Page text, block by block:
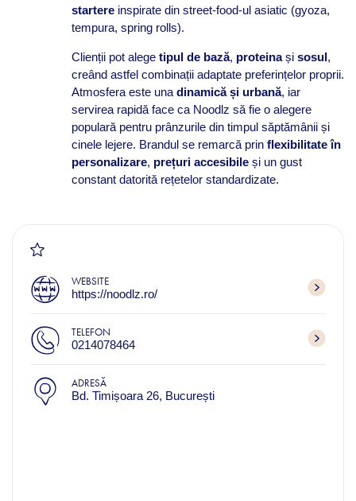
startereinspirate din street-food-ul asiatic (gyoza,
tempura, spring rolls).
Clienții pot alege tipul de bază, proteinași sosul,
creând astfel combinații adaptate preferințelor proprii.
Atmosfera este una dinamică și urbană, iar
servirea rapidă face ca Noodlz să fie o alegere
populară pentru prânzurile din timpul săptămânii și
cinele lejere. Brandul se remarcă prin flexibilitate în
personalizare, prețuri accesibileși un gust
constant datorită rețetelor standardizate.
WEBSITE
https://noodlz.ro/
TELEFON
0214078464
ADRESĂ
Bd. Timișoara 26, București